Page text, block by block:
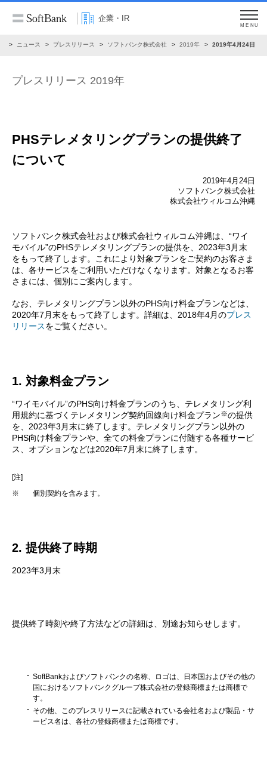
企業・IR
MENU
ニュース プレスリリース ソフトバンク株式会社 2019年 2019年4月24日
プレスリリース 2019年
PHSテレメタリングプランの提供終了
について
2019年4月24日
ソフトバンク株式会社
株式会社ウィルコム沖縄
ソフトバンク株式会社および株式会社ウィルコム沖縄は、“ワイ
モバイル”のPHSテレメタリングプランの提供を、2023年3月末
をもって終了します。これにより対象プランをご契約のお客さま
は、各サービスをご利用いただけなくなります。対象となるお客
さまには、個別にご案内します。
なお、テレメタリングプラン以外のPHS向け料金プランなどは、
2020年7月末をもって終了します。詳細は、2018年4月のプレス
リリースをご覧ください。
1. 対象料金プラン
“ワイモバイル”のPHS向け料金プランのうち、テレメタリング利
用規約に基づくテレメタリング契約回線向け料金プラン※の提供
を、2023年3月末に終了します。テレメタリングプラン以外の
PHS向け料金プランや、全ての料金プランに付随する各種サービ
ス、オプションなどは2020年7月末に終了します。
[注]
※
個別契約を含みます。
2. 提供終了時期
2023年3月末
提供終了時刻や終了方法などの詳細は、別途お知らせします。
SoftBankおよびソフトバンクの名称、ロゴは、日本国およびその他の
国におけるソフトバンクグループ株式会社の登録商標または商標で
す。
その他、このプレスリリースに記載されている会社名および製品・サ
ービス名は、各社の登録商標または商標です。